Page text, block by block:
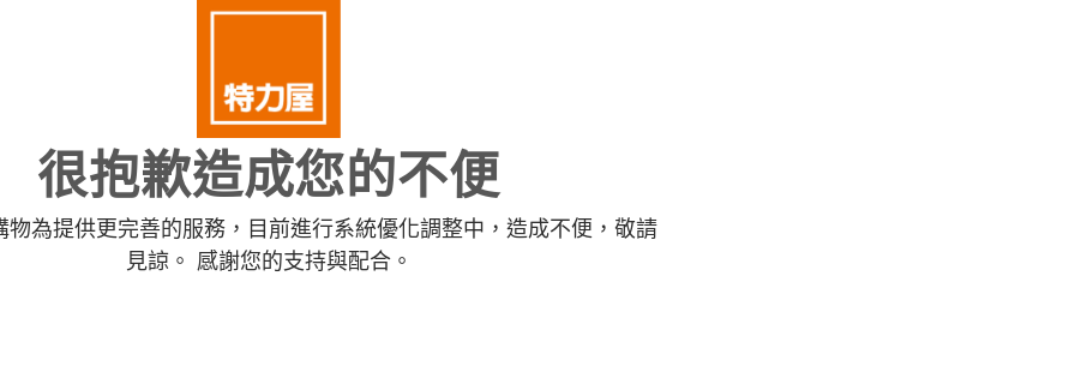
很抱歉造成您的不便
物為提供更完善的服務，目前進行系統優化調整中，造成不便，敬請
見諒。 感謝您的支持與配合。